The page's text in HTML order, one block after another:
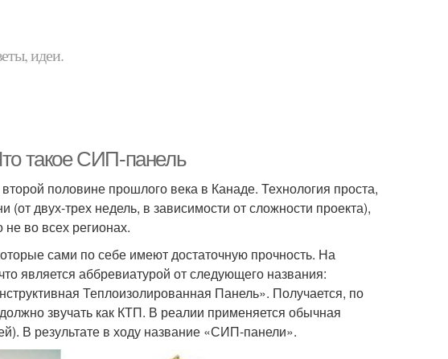
идеи.
такое СИП-панель
половине прошлого века в Канаде. Технология проста,
двух-трех недель, в зависимости от сложности проекта),
во всех регионах.
сами по себе имеют достаточную прочность. На
является аббревиатурой от следующего названия:
Теплоизолированная Панель». Получается, по
звучать как КТП. В реалии применяется обычная
В результате в ходу название «СИП-панели».